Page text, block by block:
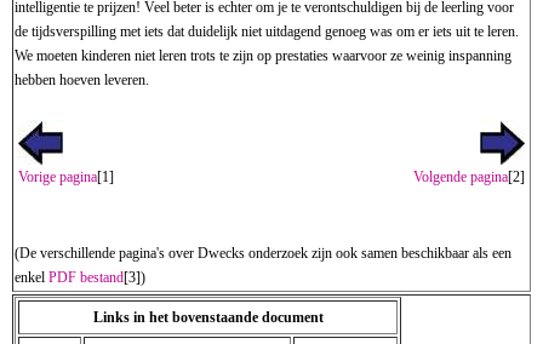
intelligentie te prijzen! Veel beter is echter om je te verontschuldigen bij de leerling voor
de tijdsverspilling met iets dat duidelijk niet uitdagend genoeg was om er iets uit te leren.
We moeten kinderen niet leren trots te zijn op prestaties waarvoor ze weinig inspanning
hebben hoeven leveren.
Vorige pagina[1] Volgende pagina[2]
(De verschillende pagina's over Dwecks onderzoek zijn ook samen beschikbaar als een
enkel PDF bestand[3])
Links in het bovenstaande document